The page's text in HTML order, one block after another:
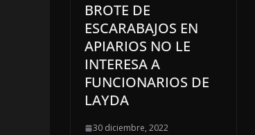
BROTE DE
ESCARABAJOS EN
APIARIOS NO LE
INTERESA A
FUNCIONARIOS DE
LAYDA
30 diciembre, 2022